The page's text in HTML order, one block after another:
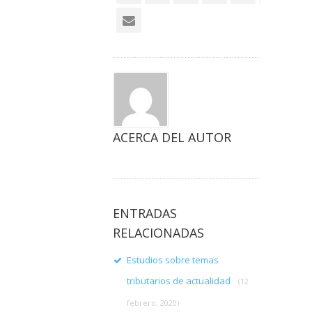
ACERCA DEL AUTOR
ENTRADAS
RELACIONADAS
Estudios sobre temas
tributarios de actualidad
(12
febrero, 2020)